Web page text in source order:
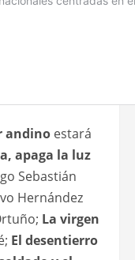
andino estará
apaga la luz
Sebastián
Hernández
La virgen
El desentierro